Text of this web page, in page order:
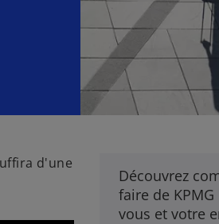
d'une
Découvrez
faire de
vous et votre